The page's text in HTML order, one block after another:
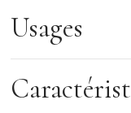
Composition du
pour éplucher,
Couteau de Cuisine
Usages